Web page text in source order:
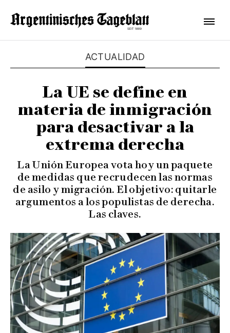
ACTUALIDAD
La UE se define en
materia de inmigración
para desactivar a la
extrema derecha
La Unión Europea vota hoy un paquete
de medidas que recrudecen las normas
de asilo y migración. El objetivo: quitarle
argumentos a los populistas de derecha.
Las claves.